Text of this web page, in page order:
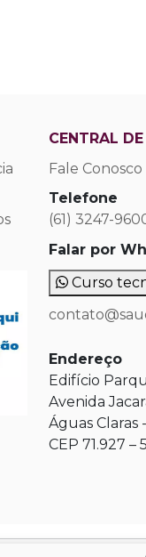
CENTRAL
Fale Conosco
Telefone
(61) 3247-
Falar por
Curso
Endereço
Edifício
Avenida
Águas Claras
CEP 71.927 –